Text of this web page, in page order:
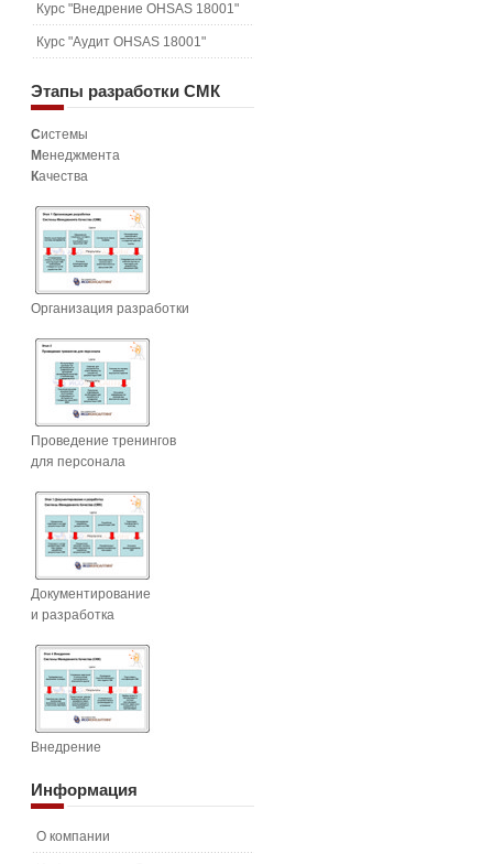
Курс "Внедрение OHSAS 18001"
Курс "Аудит OHSAS 18001"
Этапы разработки СМК
Системы
Менеджмента
Качества
Организация разработки
Проведение тренингов
для персонала
Документирование
и разработка
Внедрение
Информация
О компании